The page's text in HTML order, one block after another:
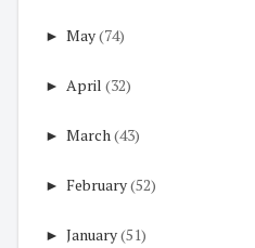
► May(74)
► April (32)
► March(43)
► February(52)
► January(51)